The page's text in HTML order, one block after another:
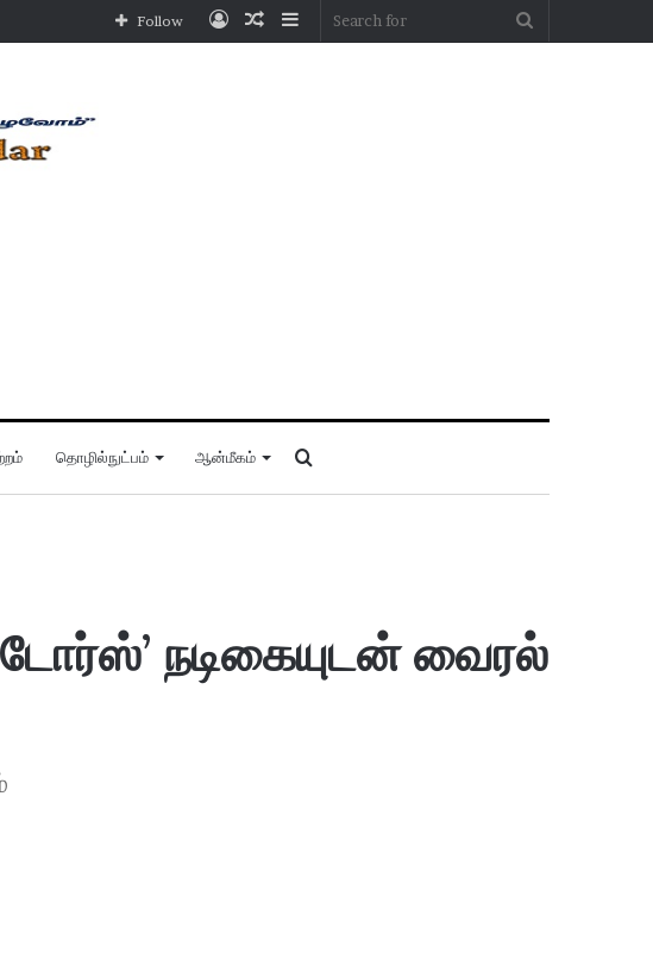
Sidebar
Random
Log
Follow
தொழில்நுட்பம் ஆன்மீகம் Search
நடிகையுடன் வைரல்